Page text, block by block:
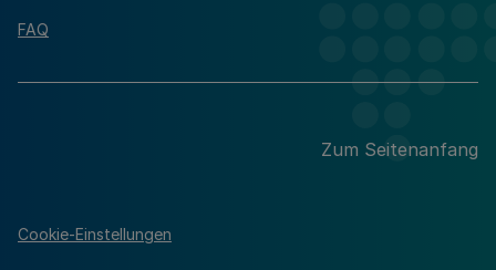
FAQ
Zum Seitenanfang
Cookie-Einstellungen